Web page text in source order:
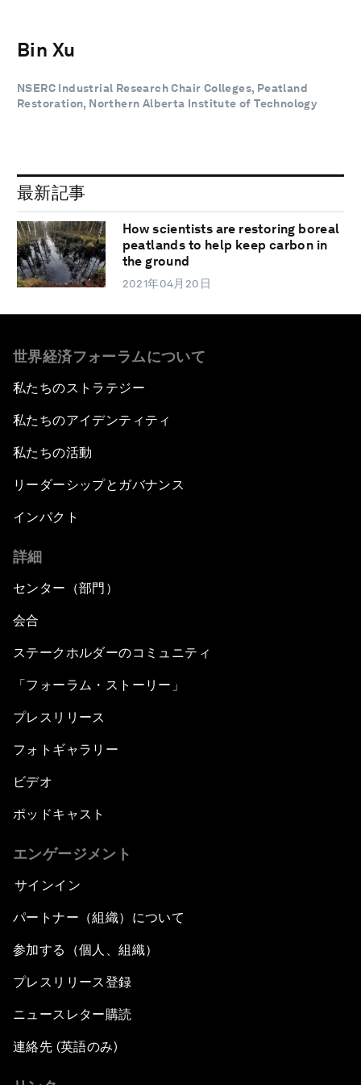
Bin Xu
NSERC Industrial Research Chair Colleges, Peatland
Restoration, Northern Alberta Institute of Technology
最新記事
How scientists are restoring boreal
peatlands to help keep carbon in
the ground
2021年04月20日
世界経済フォーラムについて
私たちのストラテジー
私たちのアイデンティティ
私たちの活動
リーダーシップとガバナンス
インパクト
詳細
センター（部門）
会合
ステークホルダーのコミュニティ
「フォーラム・ストーリー」
プレスリリース
フォトギャラリー
ビデオ
ポッドキャスト
エンゲージメント
サインイン
パートナー（組織）について
参加する（個人、組織）
プレスリリース登録
ニュースレター購読
連絡先 (英語のみ)